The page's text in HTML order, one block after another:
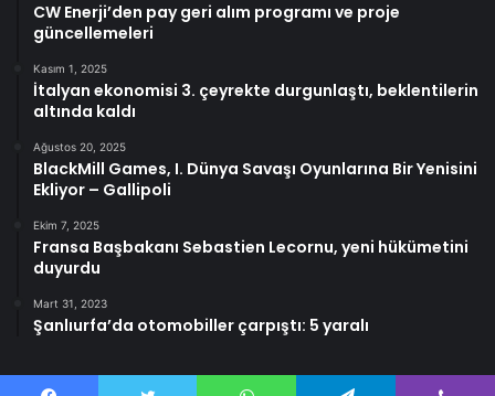
CW Enerji’den pay geri alım programı ve proje
güncellemeleri
Kasım 1, 2025
İtalyan ekonomisi 3. çeyrekte durgunlaştı, beklentilerin
altında kaldı
Ağustos 20, 2025
BlackMill Games, I. Dünya Savaşı Oyunlarına Bir Yenisini
Ekliyor – Gallipoli
Ekim 7, 2025
Fransa Başbakanı Sebastien Lecornu, yeni hükümetini
duyurdu
Mart 31, 2023
Şanlıurfa’da otomobiller çarpıştı: 5 yaralı